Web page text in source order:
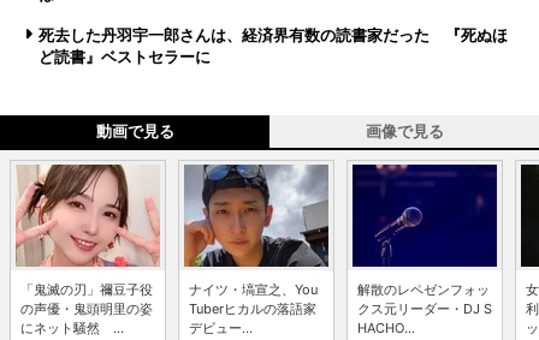
死去した丹羽宇一郎さんは、経済界有数の読書家だった 『死ぬほ
ど読書』ベストセラーに
動画で見る 画像で見る
「鬼滅の刃」禰豆子役
の声優・鬼頭明里の姿
にネット騒然 ...
ナイツ・塙宣之、You
Tuberヒカルの落語家
デビュー...
解散のレペゼンフォッ
クス元リーダー・DJ S
HACHO...